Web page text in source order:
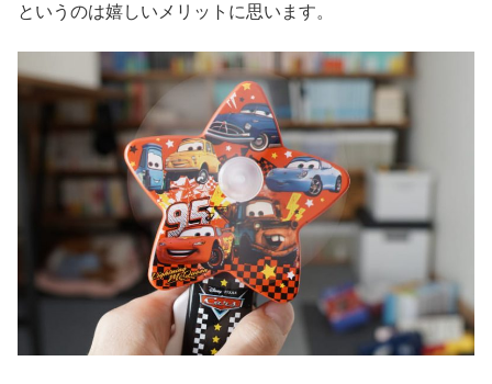
というのは嬉しいメリットに思います。